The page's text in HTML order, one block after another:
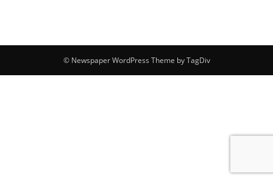
© Newspaper WordPress Theme by TagDiv